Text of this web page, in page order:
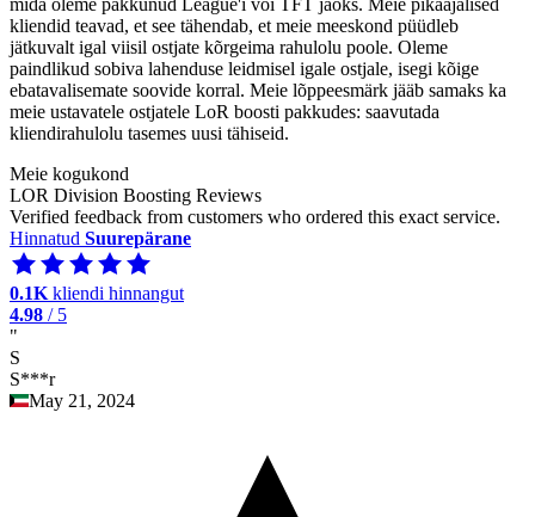
kliendid teavad, et see tähendab, et meie meeskond püüdleb
jätkuvalt igal viisil ostjate kõrgeima rahulolu poole. Oleme
paindlikud sobiva lahenduse leidmisel igale ostjale, isegi kõige
ebatavalisemate soovide korral. Meie lõppeesmärk jääb samaks ka
meie ustavatele ostjatele LoR boosti pakkudes: saavutada
kliendirahulolu tasemes uusi tähiseid.
Meie kogukond
LOR Division Boosting Reviews
Verified feedback from customers who ordered this exact service.
Hinnatud Suurepärane
0.1K kliendi hinnangut
4.98 / 5
"
S
S***r
May 21, 2024